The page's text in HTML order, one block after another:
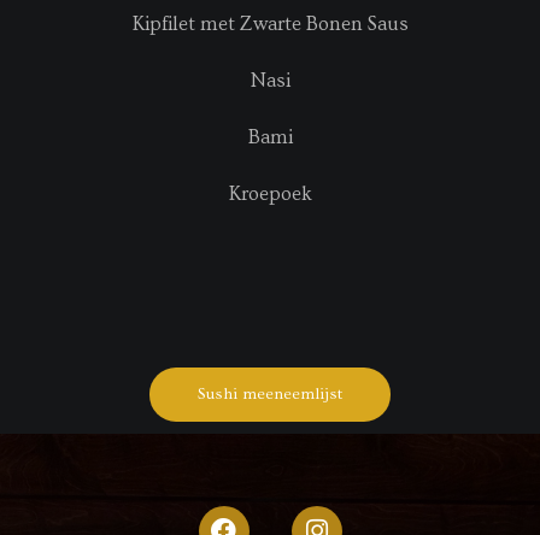
Kipfilet met Zwarte Bonen Saus
Nasi
Bami
Kroepoek
Sushi meeneemlijst